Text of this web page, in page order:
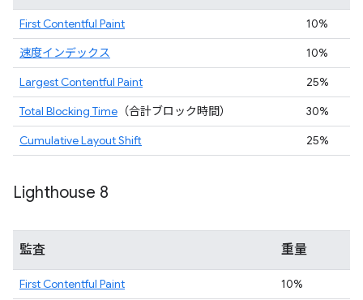
First Contentful Paint
10%
速度インデックス
10%
Largest Contentful Paint
25%
Total Blocking Time （合計ブロック時間）
30%
Cumulative Layout Shift
25%
Lighthouse 8
監査 重量
First Contentful Paint 10%